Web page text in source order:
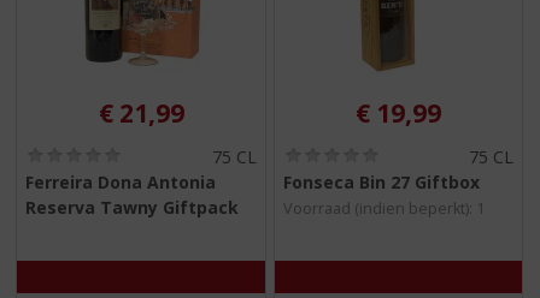
€ 21,99
0
75 CL
Ferreira Dona Antonia
Reserva Tawny Giftpack
€ 19,99
,
0
75 CL
Fonseca Bin 27 Giftbox
Voorraad (indien beperkt): 1